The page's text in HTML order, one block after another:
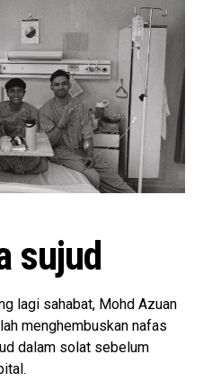
sujud
lagi sahabat, Mohd Azuan
menghembuskan nafas
dalam solat sebelum